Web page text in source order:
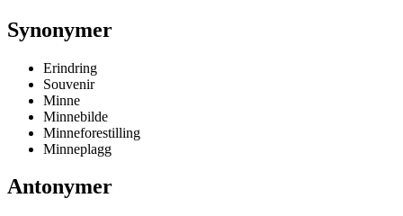
Synonymer
Erindring
Souvenir
Minne
Minnebilde
Minneforestilling
Minneplagg
Antonymer